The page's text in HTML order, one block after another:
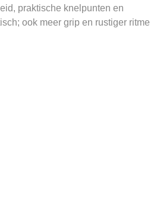
praktische knelpunten en
ook meer grip en rustiger ritme